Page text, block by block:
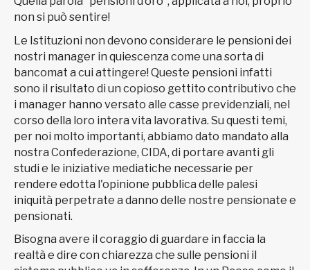
non si può sentire!
Le Istituzioni non devono considerare le pensioni dei
nostri manager in quiescenza come una sorta di
bancomat a cui attingere! Queste pensioni infatti
sono il risultato di un copioso gettito contributivo che
i manager hanno versato alle casse previdenziali, nel
corso della loro intera vita lavorativa. Su questi temi,
per noi molto importanti, abbiamo dato mandato alla
nostra Confederazione, CIDA, di portare avanti gli
studi e le iniziative mediatiche necessarie per
rendere edotta l'opinione pubblica delle palesi
iniquità perpetrate a danno delle nostre pensionate e
pensionati.
Bisogna avere il coraggio di guardare in faccia la
realtà e dire con chiarezza che sulle pensioni il